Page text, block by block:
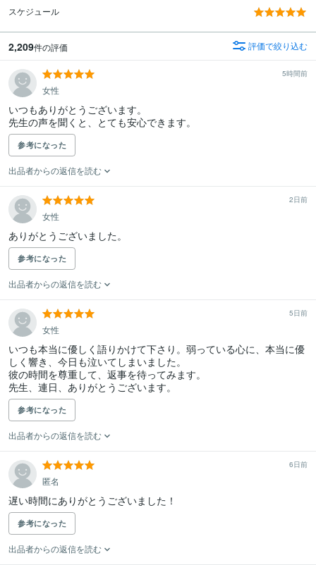
スケジュール
2,209件の評価 評価で絞り込む
5時間前
女性
いつもありがとうございます。
参考になった
出品者からの返信を読む
2日前
女性
ありがとうございました。
参考になった
出品者からの返信を読む
5日前
女性
いつも本当に優しく語りかけて下さり。弱っている心に、本当に優
しく響き、今日も泣いてしまいました。
彼の時間を尊重して、返事を待ってみます。
先生、連日、ありがとうございます。
参考になった
出品者からの返信を読む
6日前
匿名
遅い時間にありがとうございました！
参考になった
出品者からの返信を読む